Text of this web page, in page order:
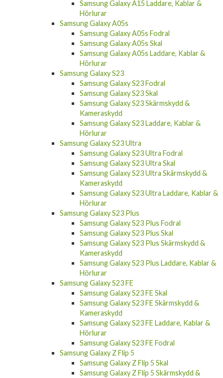
Samsung Galaxy A15 Laddare, Kablar &
Hörlurar
Samsung Galaxy A05s
Samsung Galaxy A05s Fodral
Samsung Galaxy A05s Skal
Samsung Galaxy A05s Laddare, Kablar &
Hörlurar
Samsung Galaxy S23
Samsung Galaxy S23 Fodral
Samsung Galaxy S23 Skal
Samsung Galaxy S23 Skärmskydd &
Kameraskydd
Samsung Galaxy S23 Laddare, Kablar &
Hörlurar
Samsung Galaxy S23 Ultra
Samsung Galaxy S23 Ultra Fodral
Samsung Galaxy S23 Ultra Skal
Samsung Galaxy S23 Ultra Skärmskydd &
Kameraskydd
Samsung Galaxy S23 Ultra Laddare, Kablar &
Hörlurar
Samsung Galaxy S23 Plus
Samsung Galaxy S23 Plus Fodral
Samsung Galaxy S23 Plus Skal
Samsung Galaxy S23 Plus Skärmskydd &
Kameraskydd
Samsung Galaxy S23 Plus Laddare, Kablar &
Hörlurar
Samsung Galaxy S23 FE
Samsung Galaxy S23 FE Skal
Samsung Galaxy S23 FE Skärmskydd &
Kameraskydd
Samsung Galaxy S23 FE Laddare, Kablar &
Hörlurar
Samsung Galaxy S23 FE Fodral
Samsung Galaxy Z Flip 5
Samsung Galaxy Z Flip 5 Skal
Samsung Galaxy Z Flip 5 Skärmskydd &